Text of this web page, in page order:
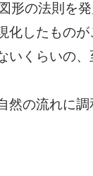
形の法則を
したものが
くらいの
の流れに調